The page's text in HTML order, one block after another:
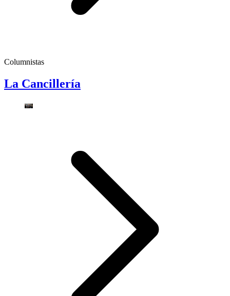
Columnistas
La Cancillería